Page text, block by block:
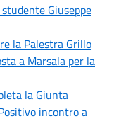
Giuseppe
la Palestra Grillo
a Marsala per la
la Giunta
incontro a